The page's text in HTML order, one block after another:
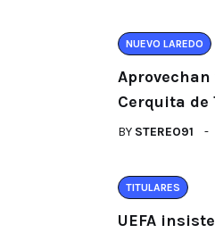
NUEVO LAREDO
Aprovechan
Cerquita de
BY STEREO91
TITULARES
UEFA